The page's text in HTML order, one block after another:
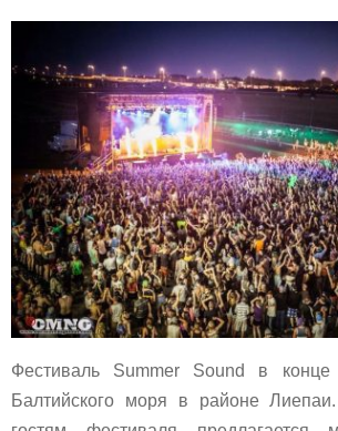
Фестиваль Summer Sound в
Балтийского моря в районе